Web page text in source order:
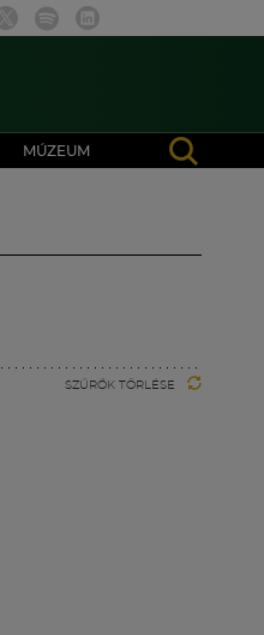
MÚZEUM
SZŰRŐK TÖRLÉSE